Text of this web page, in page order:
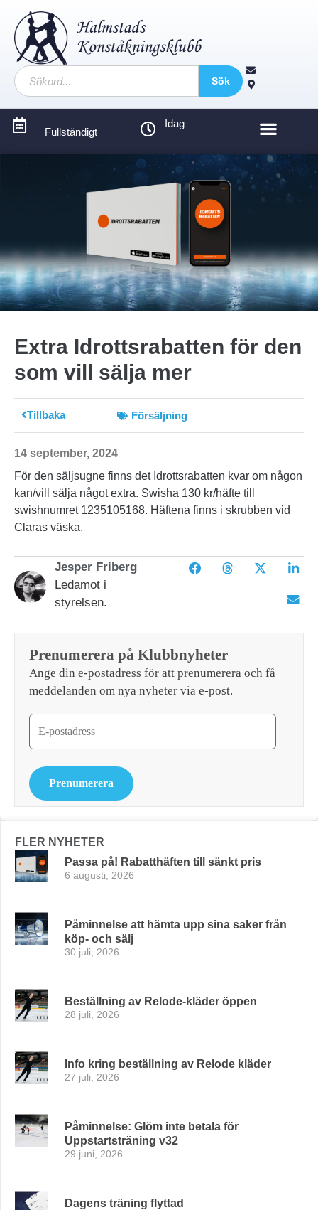
Sök
Fullständigt
Idag
Extra Idrottsrabatten för den
som vill sälja mer
Tillbaka Försäljning
14 september, 2024
För den säljsugne finns det Idrottsrabatten kvar om någon
kan/vill sälja något extra. Swisha 130 kr/häfte till
swishnumret 1235105168. Häftena finns i skrubben vid
Claras väska.
Jesper Friberg
Ledamot i
styrelsen.
Prenumerera på Klubbnyheter
Ange din e-postadress för att prenumerera och få
meddelanden om nya nyheter via e-post.
Prenumerera
FLER NYHETER
Passa på! Rabatthäften till sänkt pris
6 augusti, 2026
Påminnelse att hämta upp sina saker från
köp- och sälj
30 juli, 2026
Beställning av Relode-kläder öppen
28 juli, 2026
Info kring beställning av Relode kläder
27 juli, 2026
Påminnelse: Glöm inte betala för
Uppstartsträning v32
29 juni, 2026
Dagens träning flyttad